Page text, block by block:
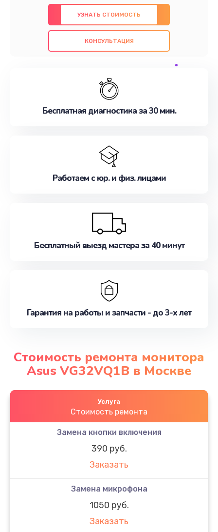
предлагаем быстрый и качественный ремонт с
использованием оригинальных компонентов, а
также гарантируем качество всех
проведенных работ. Наша цель - предоставить
обслуживание, удовлетворяя их потребности
наилучшим образом. Не медлите записаться на
УЗНАТЬ СТОИМОСТЬ
КОНСУЛЬТАЦИЯ
Бесплатная диагностика за 30 мин.
Работаем с юр. и физ. лицами
Бесплатный выезд мастера за 40 минут
Гарантия на работы и запчасти - до 3-х лет
Стоимость ремонта монитора
Asus VG32VQ1B в Москве
Услуга
Стоимость ремонта
Замена кнопки включения
390 руб.
Заказать
Замена микрофона
1050 руб.
Заказать